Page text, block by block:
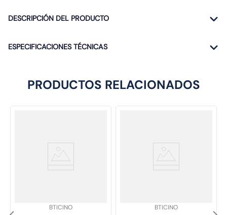
DESCRIPCIÓN DEL PRODUCTO
ESPECIFICACIONES TÉCNICAS
PRODUCTOS RELACIONADOS
BTICINO BTICINO